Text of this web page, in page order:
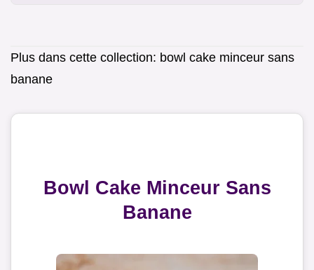
Plus dans cette collection: bowl cake minceur sans
banane
Bowl Cake Minceur Sans
Banane